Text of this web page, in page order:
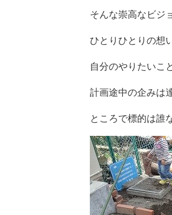
そんな崇高なビジ
ひとりひとりの想
自分のやりたいこ
計画途中の企みは
ところで標的は誰